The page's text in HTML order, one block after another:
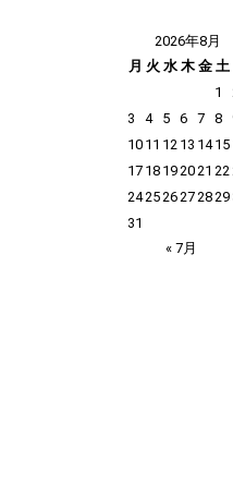
2026年8月
月 火 水 木 金 土
1
3
4 5 6 7 8
10 11 12 13 14 15
17 18 192021 22
242526272829
31
« 7月